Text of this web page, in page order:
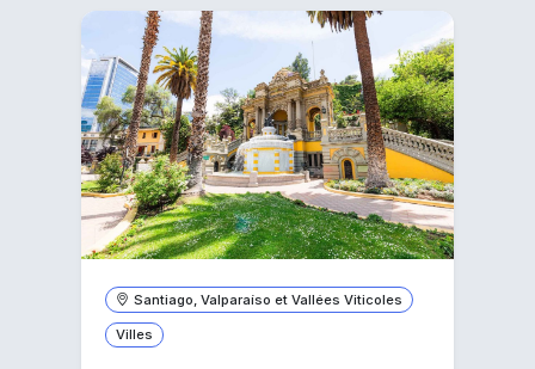
Santiago, Valparaíso et Vallées Viticoles
Villes